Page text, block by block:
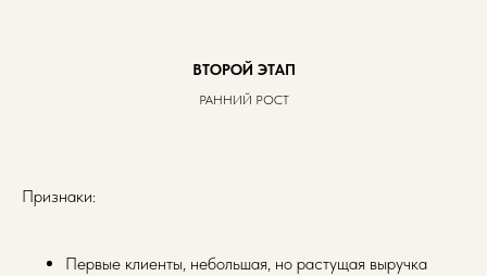
ВТОРОЙ ЭТАП
РАННИЙ РОСТ
Признаки:
Первые клиенты, небольшая, но растущая выручка